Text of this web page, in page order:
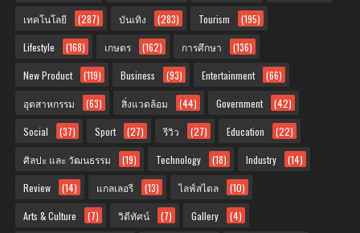
เทคโนโลยี (287) บันเทิง (283) Tourism (195)
Lifestyle (168) เกษตร (162) การศึกษา (136)
New Product (119) Business (93) Entertainment (66)
อุตสาหกรรม (63) สิ่งแวดล้อม (44) Government (42)
Social (37) Sport (27) รีวิว (27) Education (22)
ศิลปะ และ วัฒนธรรม (19) Technology (18) Industry (14)
Review (14) แกลเลอรี (13) ไลฟ์สไตล (10)
Arts & Culture (7) วิดีทัศน์ (7) Gallery (4)